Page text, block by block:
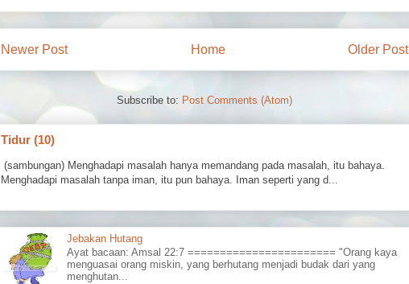
Newer Post Older Post
Home
Subscribe to: Post Comments (Atom)
Tidur (10)
(sambungan) Menghadapi masalah hanya memandang pada masalah, itu bahaya.
Menghadapi masalah tanpa iman, itu pun bahaya. Iman seperti yang d...
Jebakan Hutang
Ayat bacaan: Amsal 22:7 ======================= "Orang kaya
menguasai orang miskin, yang berhutang menjadi budak dari yang
menghutan...